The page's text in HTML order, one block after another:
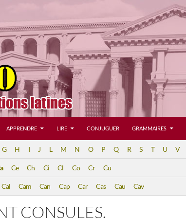
APPRENDRE LIRE CONJUGUER GRAMMAIRES
G H I J L M N O P Q R S T U V
Ce Ch Ci Cl Co Cr Cu
Cal Cam Can Cap Car Cas Cau Cav
CONSULES.